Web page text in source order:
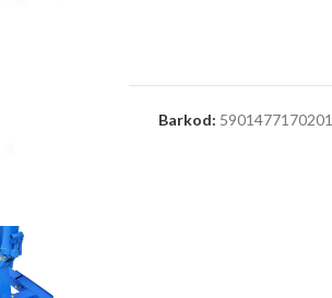
Barkod: 5901477170201